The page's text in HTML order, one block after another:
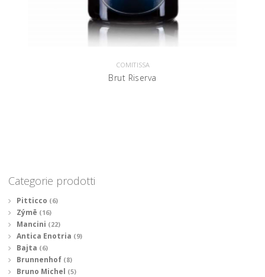
COMITISSA
Brut Riserva
Categorie prodotti
Pitticco (6)
Zýmē (16)
Mancini (22)
Antica Enotria (9)
Bajta (6)
Brunnenhof (8)
Bruno Michel (5)